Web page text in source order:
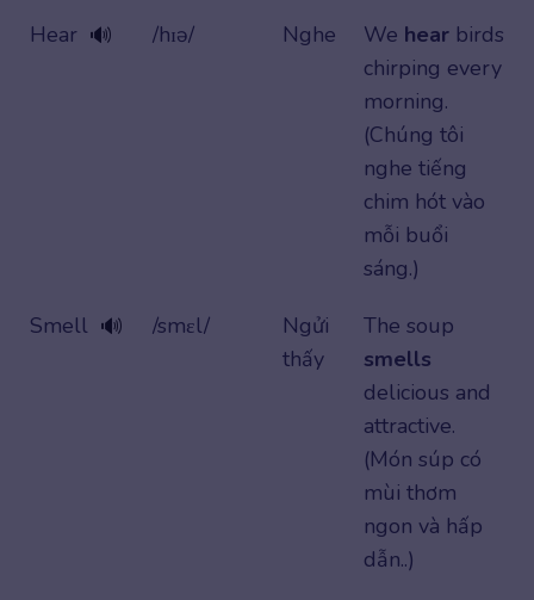
Hear 🔊 /hɪə/ Nghe We hear birds
chirping every
morning.
(Chúng tôi
nghe tiếng
chim hót vào
mỗi buổi
sáng.)
Smell 🔊 /smɛl/
Ngửi
thấy
The soup
smells
delicious and
attractive.
(Món súp có
mùi thơm
ngon và hấp
dẫn..)